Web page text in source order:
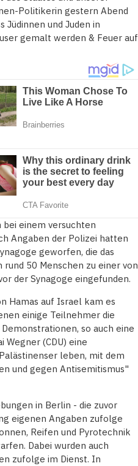
Politikerin gestern Abend
und Juden in
gemalt werden & Feuer auf
einem versuchten
Angaben der Polizei hatten
geworfen, die das
50 Menschen zu einer von
der Synagoge eingefunden.
Hamas auf Israel kam es
einige Teilnehmer die
so auch eine
(CDU) eine
leben, mit dem
und gegen Antisemitismus"
in Berlin - die zuvor
eigenen Angaben zufolge
Reifen und Pyrotechnik
Dabei wurden auch
zufolge im Dienst. In